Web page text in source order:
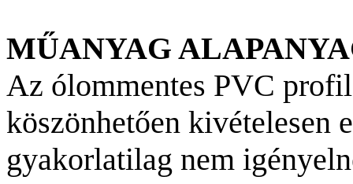
MŰANYAG
Az ólommentes PVC
köszönhetően kivételesen
gyakorlatilag nem